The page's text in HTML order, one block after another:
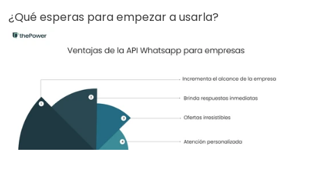
¿Qué esperas para empezar a usarla?